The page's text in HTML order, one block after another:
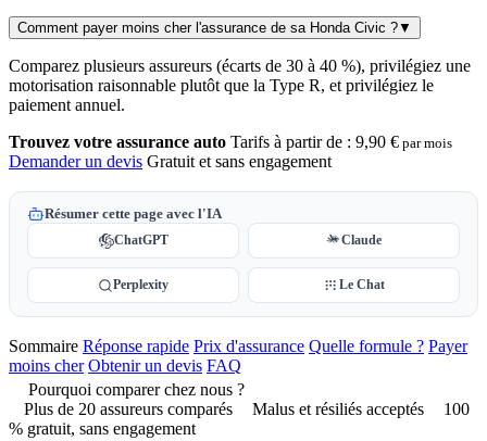
Comment payer moins cher l'assurance de sa Honda Civic ?▼
Comparez plusieurs assureurs (écarts de 30 à 40 %), privilégiez une
motorisation raisonnable plutôt que la Type R, et privilégiez le
paiement annuel.
Trouvez votre assurance auto Tarifs à partir de : 9,90 € par mois
Demander un devis Gratuit et sans engagement
Résumer cette page avec l'IA
ChatGPT Claude
Perplexity Le Chat
Sommaire Réponse rapide Prix d'assurance Quelle formule ? Payer
moins cher Obtenir un devis FAQ
Pourquoi comparer chez nous ?
Plus de 20 assureurs comparés
Malus et résiliés acceptés
100
% gratuit, sans engagement